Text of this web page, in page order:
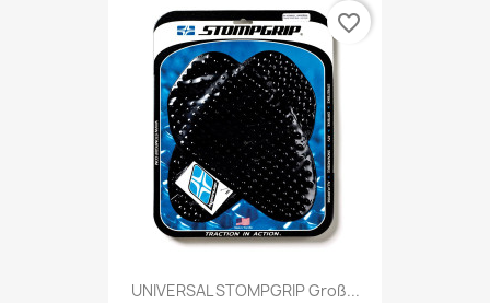
UNIVERSAL STOMPGRIP Groß...
favorite_border